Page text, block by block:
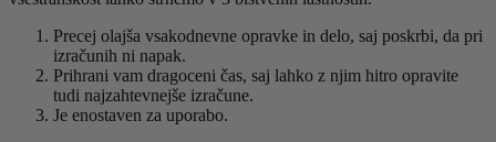
Precej olajša vsakodnevne opravke in delo, saj poskrbi, da pri
izračunih ni napak.
Prihrani vam dragoceni čas, saj lahko z njim hitro opravite
tudi najzahtevnejše izračune.
Je enostaven za uporabo.